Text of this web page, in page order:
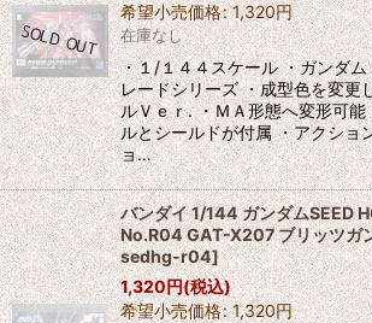
希望小売価格: 1,320円
在庫なし
・１/１４４スケール ・ガンダ
レードシリーズ ・成型色を変更
ルＶｅｒ. ・ＭＡ形態へ変形可能
ルとシールドが付属 ・アクショ
ョ…
バンダイ 1/144 ガンダムSEED
No.R04 GAT-X207 ブリッツガ
sedhg-r04]
1,320円(税込)
希望小売価格: 1,320円